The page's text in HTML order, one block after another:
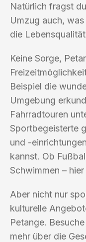
Natürlich fragst
Umzug auch,
die
Keine Sorge,
Beispiel die
Umgebung
Fahrradtouren
Sportbegeisterte
und -
kannst. Ob
Schwimmen –
Aber nicht nur
kulturelle
Petange.
mehr über die